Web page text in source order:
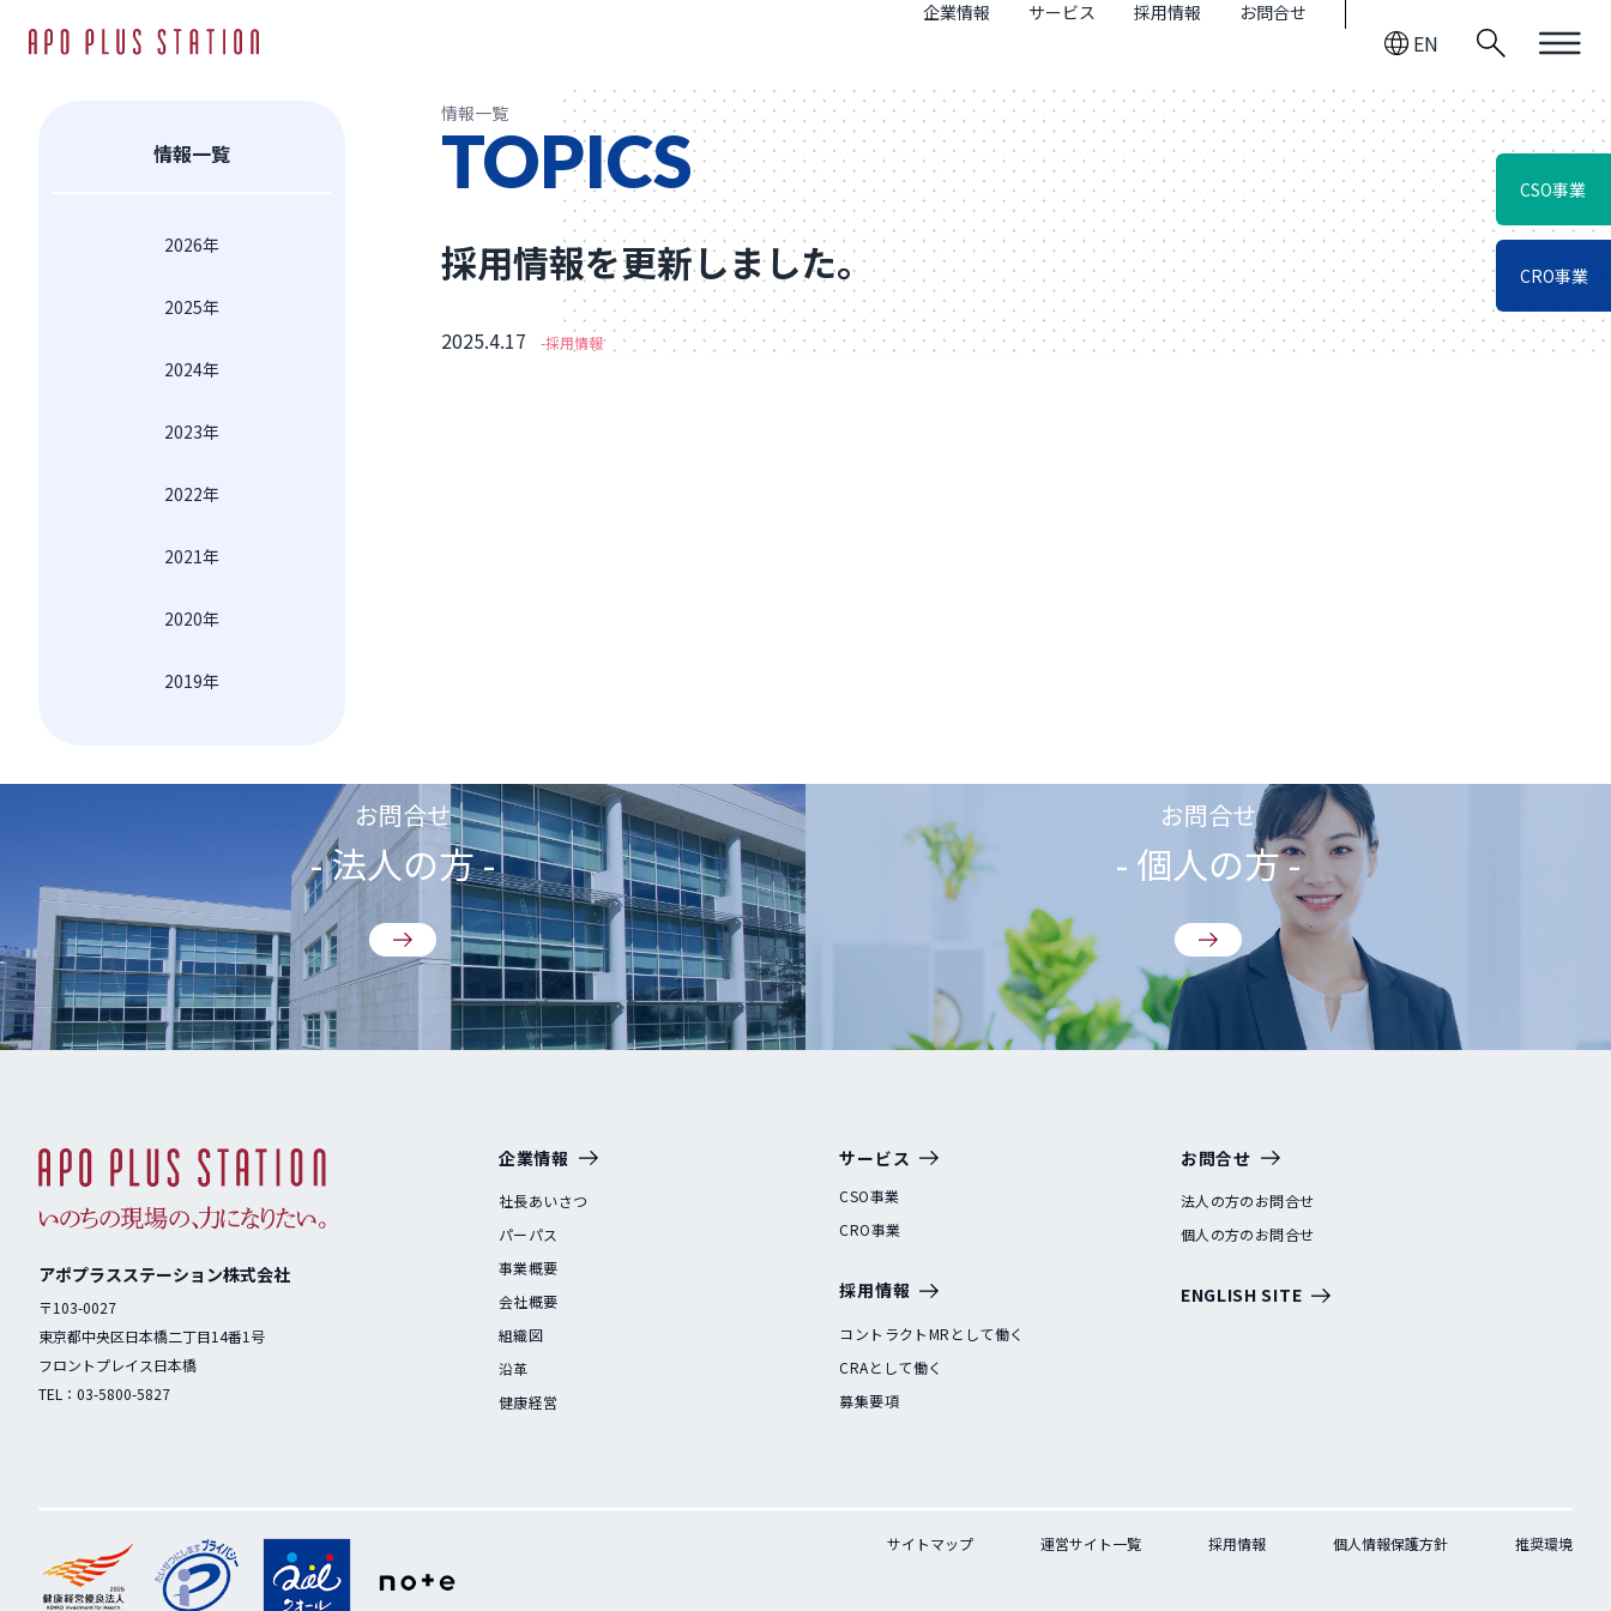
企業情報 サービス 採用情報 お問合せ
EN
CSO事業
CRO事業
情報一覧
2026年
2025年
2024年
2023年
2022年
2021年
2020年
2019年
情報一覧
TOPICS
採用情報を更新しました。
2025.4.17 -採用情報
お問合せ
- 法人の方 -
お問合せ
- 個人の方 -
アポプラスステーション株式会社
〒103-0027
東京都中央区日本橋二丁目14番1号
フロントプレイス日本橋
TEL： 03-5800-5827
企業情報
社長あいさつ
パーパス
事業概要
会社概要
組織図
沿革
健康経営
サービス
CSO事業
CRO事業
採用情報
コントラクトMRとして働く
CRAとして働く
募集要項
お問合せ
法人の方のお問合せ
個人の方のお問合せ
ENGLISH SITE
サイトマップ 運営サイト一覧 採用情報 個人情報保護方針 推奨環境